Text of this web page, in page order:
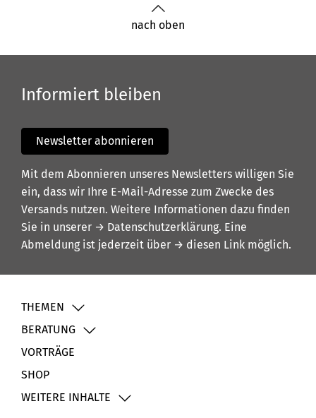
nach oben
Informiert bleiben
Newsletter abonnieren
Mit dem Abonnieren unseres Newsletters willigen Sie
ein, dass wir Ihre E-Mail-Adresse zum Zwecke des
Versands nutzen. Weitere Informationen dazu finden
Sie in unserer → Datenschutzerklärung. Eine
Abmeldung ist jederzeit über → diesen Link möglich.
THEMEN
BERATUNG
VORTRÄGE
SHOP
WEITERE INHALTE